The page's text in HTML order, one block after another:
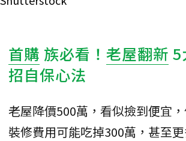
首購 族必看！ 老屋翻新 5
招自保心法
老屋降價500萬，看似撿到便宜
裝修費用可能吃掉300萬，甚至